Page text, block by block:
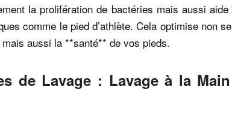
la prolifération de bactéries mais aussi
comme le pied d’athlète. Cela optimise non
aussi la **santé** de vos pieds.
de Lavage : Lavage à la